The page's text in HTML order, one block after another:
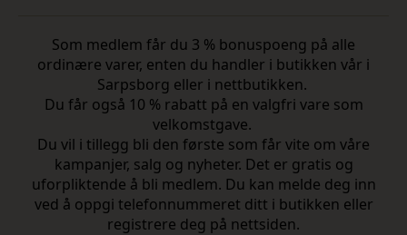
Som medlem får du 3 % bonuspoeng på alle
ordinære varer, enten du handler i butikken vår i
Sarpsborg eller i nettbutikken.
Du får også 10 % rabatt på en valgfri vare som
velkomstgave.
Du vil i tillegg bli den første som får vite om våre
kampanjer, salg og nyheter. Det er gratis og
uforpliktende å bli medlem. Du kan melde deg inn
ved å oppgi telefonnummeret ditt i butikken eller
registrere deg på nettsiden.